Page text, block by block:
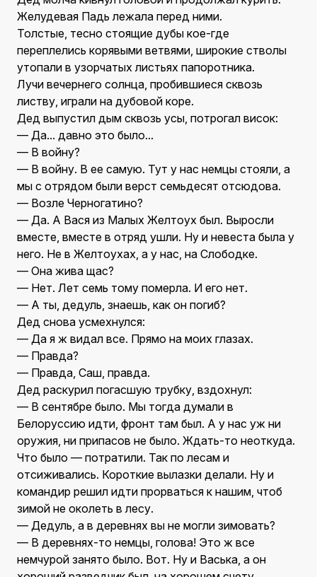
Желудевая Падь лежала перед ними.
Толстые, тесно стоящие дубы кое-где
переплелись корявыми ветвями, широкие стволы
утопали в узорчатых листьях папоротника.
Лучи вечернего солнца, пробившиеся сквозь
листву, играли на дубовой коре.
Дед выпустил дым сквозь усы, потрогал висок:
— Да... давно это было...
— В войну?
— В войну. В ее самую. Тут у нас немцы стояли, а
мы с отрядом были верст семьдесят отсюдова.
— Возле Черногатино?
— Да. А Вася из Малых Желтоух был. Выросли
вместе, вместе в отряд ушли. Ну и невеста была у
него. Не в Желтоухах, а у нас, на Слободке.
— Она жива щас?
— Нет. Лет семь тому померла. И его нет.
— А ты, дедуль, знаешь, как он погиб?
Дед снова усмехнулся:
— Да я ж видал все. Прямо на моих глазах.
— Правда?
— Правда, Саш, правда.
Дед раскурил погасшую трубку, вздохнул:
— В сентябре было. Мы тогда думали в
Белоруссию идти, фронт там был. А у нас уж ни
оружия, ни припасов не было. Ждать-то неоткуда.
Что было — потратили. Так по лесам и
отсиживались. Короткие вылазки делали. Ну и
командир решил идти прорваться к нашим, чтоб
зимой не околеть в лесу.
— Дедуль, а в деревнях вы не могли зимовать?
— В деревнях-то немцы, голова! Это ж все
немчурой занято было. Вот. Ну и Васька, а он